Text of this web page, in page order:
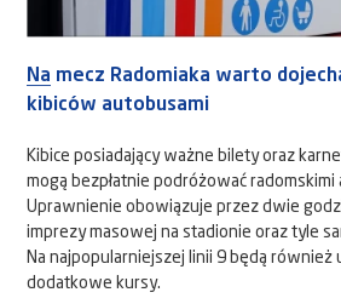
Na mecz Radomiaka warto
kibiców autobusami
Kibice posiadający ważne bilety oraz
mogą bezpłatnie podróżować radomskimi
Uprawnienie obowiązuje przez dwie
imprezy masowej na stadionie oraz tyle
Na najpopularniejszej linii 9 będą również
dodatkowe kursy.